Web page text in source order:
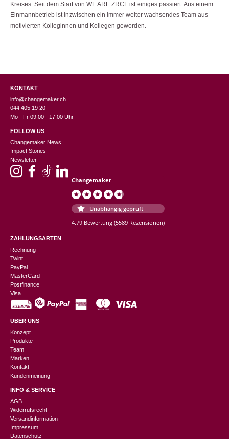
Kreises. Seit dem Start von WE ARE ZRCL ist einiges passiert. Aus einem
Einmannbetrieb ist inzwischen ein immer weiter wachsendes Team aus
motivierten Kolleginnen und Kollegen geworden.
KONTAKT
info@changemaker.ch
044 405 19 20
Mo - Fr 09:00 - 17:00 Uhr
FOLLOW US
Changemaker News
Impact Stories
Newsletter
Changemaker
Unabhängig geprüft
4.79 Bewertung (5589 Rezensionen)
ZAHLUNGSARTEN
Rechnung
Twint
PayPal
MasterCard
Postfinance
Visa
ÜBER UNS
Konzept
Produkte
Team
Marken
Kontakt
Kundenmeinung
INFO & SERVICE
AGB
Widerrufsrecht
Versandinformation
Impressum
Datenschutz